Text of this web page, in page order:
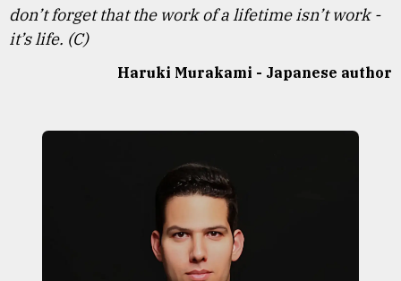
don’t forget that the work of a lifetime isn’t work -
it’s life. (C)
Haruki Murakami - Japanese author